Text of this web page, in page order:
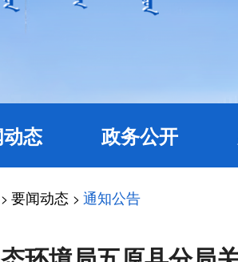
态 政务公开
> 要闻动态 > 通知公告